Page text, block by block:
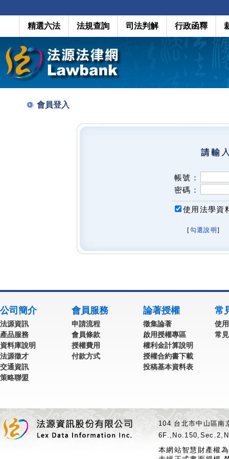
精選六法 法規查詢 司法判解 行政函釋
會員登入
帳號：
密碼：
使用法學資
[勾選說明 ]
公司簡介
法源資訊
產品服務
資料庫說明
法源徵才
交通資訊
策略聯盟
會員服務
申請流程
會員條款
授權費用
付款方式
論著授權
徵集論著
啟用授權專區
權利金計算說明
授權合約書下載
投稿基本資料表
常
使
常
104 台北市中山區
本網站智慧財產權